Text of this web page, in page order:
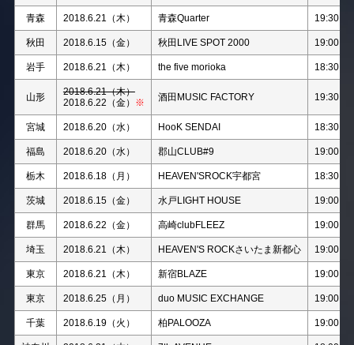
青森 2018.6.21（木） 青森Quarter 19:30
秋田 2018.6.15（金） 秋田LIVE SPOT 2000 19:00
岩手 2018.6.21（木） the five morioka 18:30
山形
2018.6.21（木）
2018.6.22（金） ※ 酒田MUSIC FACTORY 19:30
宮城 2018.6.20（水） HooK SENDAI 18:30
福島 2018.6.20（水） 郡山CLUB#9 19:00
栃木 2018.6.18（月） HEAVEN'SROCK宇都宮 18:30
茨城 2018.6.15（金） 水戸LIGHT HOUSE 19:00
群馬 2018.6.22（金） 高崎clubFLEEZ 19:00
埼玉 2018.6.21（木） HEAVEN'S ROCKさいたま新都心 19:00
東京 2018.6.21（木） 新宿BLAZE 19:00
東京 2018.6.25（月） duo MUSIC EXCHANGE 19:00
千葉 2018.6.19（火） 柏PALOOZA 19:00